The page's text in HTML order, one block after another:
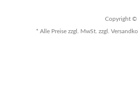
Copyright ©
* Alle Preise zzgl. MwSt. zzgl.